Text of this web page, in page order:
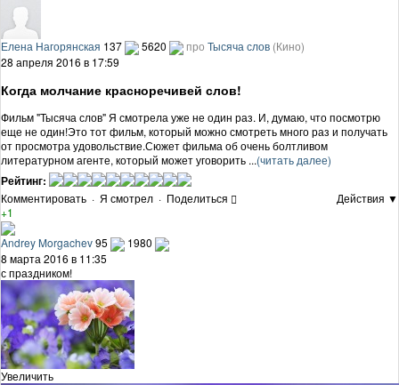
Елена Нагорянская 137 5620 про Тысяча слов (Кино)
28 апреля 2016 в 17:59
Когда молчание красноречивей слов!
Фильм "Тысяча слов" Я смотрела уже не один раз. И, думаю, что посмотрю
еще не один!Это тот фильм, который можно смотреть много раз и получать
от просмотра удовольствие.Сюжет фильма об очень болтливом
литературном агенте, который может уговорить ...(читать далее)
Рейтинг:
Комментировать · Я смотрел · Поделиться
Действия ▼
+1
Andrey Morgachev95
1980
8 марта 2016 в 11:35
с праздником!
Увеличить